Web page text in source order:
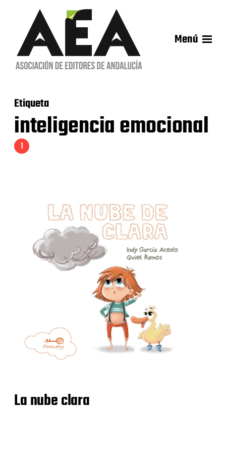
Menú
Etiqueta
inteligencia emocional
1
La nube clara